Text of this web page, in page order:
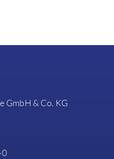
GmbH & Co. KG
0